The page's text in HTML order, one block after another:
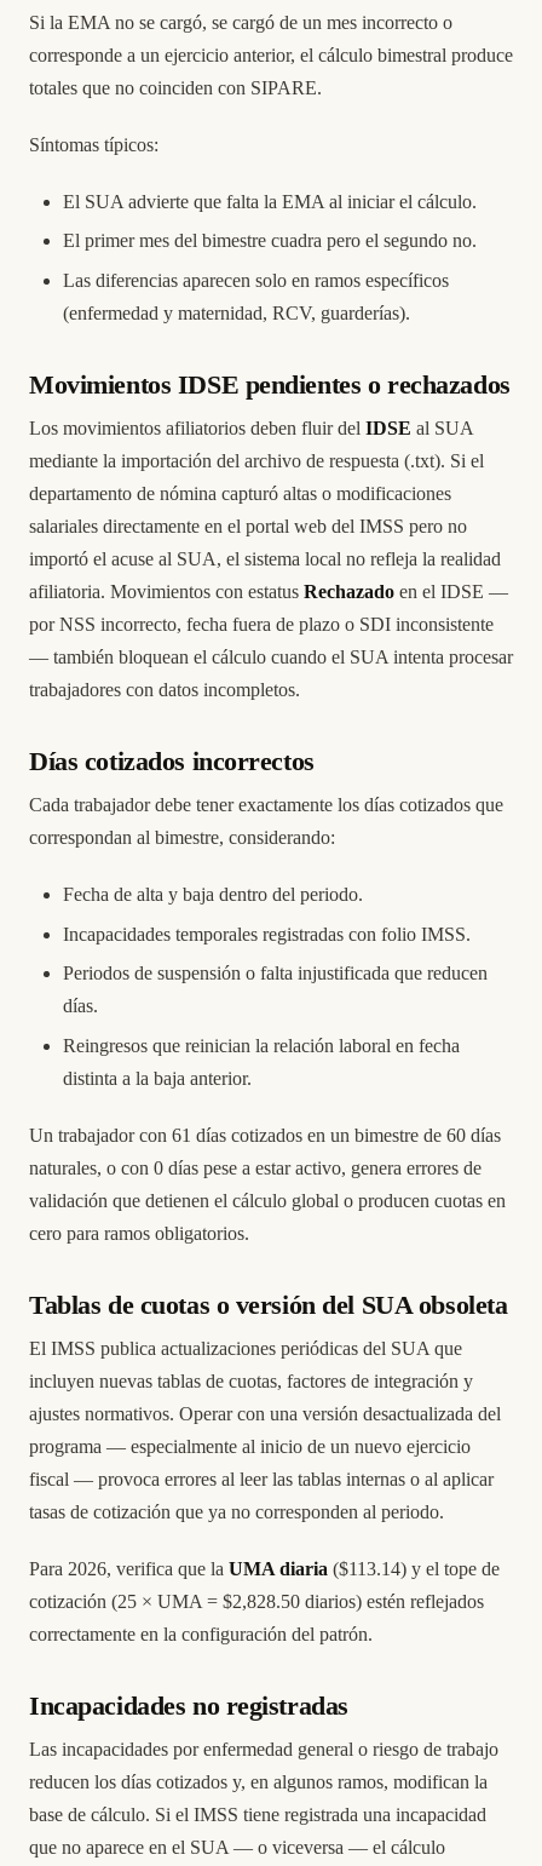
Si la EMA no se cargó, se cargó de un mes incorrecto o
corresponde a un ejercicio anterior, el cálculo bimestral produce
totales que no coinciden con SIPARE.
Síntomas típicos:
El SUA advierte que falta la EMA al iniciar el cálculo.
El primer mes del bimestre cuadra pero el segundo no.
Las diferencias aparecen solo en ramos específicos
(enfermedad y maternidad, RCV, guarderías).
Movimientos IDSE pendientes o rechazados
Los movimientos afiliatorios deben fluir del IDSE al SUA
mediante la importación del archivo de respuesta (.txt). Si el
departamento de nómina capturó altas o modificaciones
salariales directamente en el portal web del IMSS pero no
importó el acuse al SUA, el sistema local no refleja la realidad
afiliatoria. Movimientos con estatus Rechazado en el IDSE —
por NSS incorrecto, fecha fuera de plazo o SDI inconsistente
— también bloquean el cálculo cuando el SUA intenta procesar
trabajadores con datos incompletos.
Días cotizados incorrectos
Cada trabajador debe tener exactamente los días cotizados que
correspondan al bimestre, considerando:
Fecha de alta y baja dentro del periodo.
Incapacidades temporales registradas con folio IMSS.
Periodos de suspensión o falta injustificada que reducen
días.
Reingresos que reinician la relación laboral en fecha
distinta a la baja anterior.
Un trabajador con 61 días cotizados en un bimestre de 60 días
naturales, o con 0 días pese a estar activo, genera errores de
validación que detienen el cálculo global o producen cuotas en
cero para ramos obligatorios.
Tablas de cuotas o versión del SUA obsoleta
El IMSS publica actualizaciones periódicas del SUA que
incluyen nuevas tablas de cuotas, factores de integración y
ajustes normativos. Operar con una versión desactualizada del
programa — especialmente al inicio de un nuevo ejercicio
fiscal — provoca errores al leer las tablas internas o al aplicar
tasas de cotización que ya no corresponden al periodo.
Para 2026, verifica que la UMA diaria ($113.14) y el tope de
cotización (25 × UMA = $2,828.50 diarios) estén reflejados
correctamente en la configuración del patrón.
Incapacidades no registradas
Las incapacidades por enfermedad general o riesgo de trabajo
reducen los días cotizados y, en algunos ramos, modifican la
base de cálculo. Si el IMSS tiene registrada una incapacidad
que no aparece en el SUA — o viceversa — el cálculo